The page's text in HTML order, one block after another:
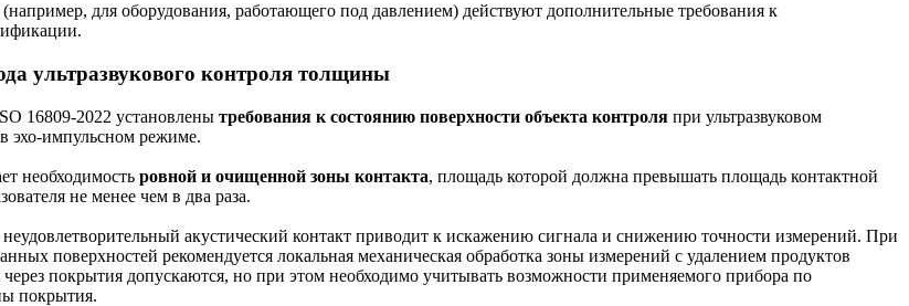
для оборудования, работающего под давлением) действуют дополнительные требования к
ультразвукового контроля толщины
16809-2022 установлены требования к состоянию поверхности объекта контроля при ультразвуковом
эхо-импульсном режиме.
необходимость ровной и очищенной зоны контакта, площадь которой должна превышать площадь контактной
не менее чем в два раза.
акустический контакт приводит к искажению сигнала и снижению точности измерений. При
поверхностей рекомендуется локальная механическая обработка зоны измерений с удалением продуктов
покрытия допускаются, но при этом необходимо учитывать возможности применяемого прибора по
покрытия.